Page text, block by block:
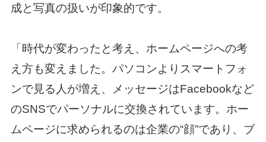
成と写真の扱いが印象的です。
「時代が変わったと考え、ホームページへの考
え方も変えました。パソコンよりスマートフォ
ンで見る人が増え、メッセージはFacebookなど
のSNSでパーソナルに交換されています。ホー
ムページに求められるのは企業の“顔”であり、ブ